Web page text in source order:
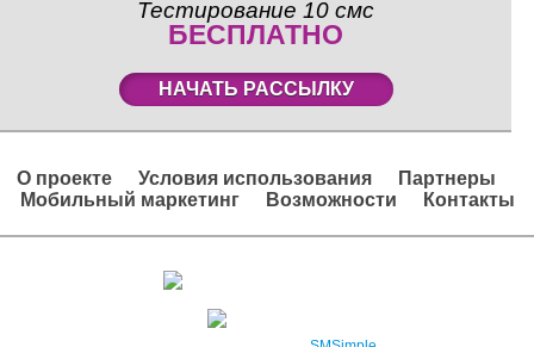
Тестирование 10 смс
БЕСПЛАТНО
НАЧАТЬ РАССЫЛКУ
О проекте Условия использования
Партнеры
Мобильный маркетинг
Возможности Контакты